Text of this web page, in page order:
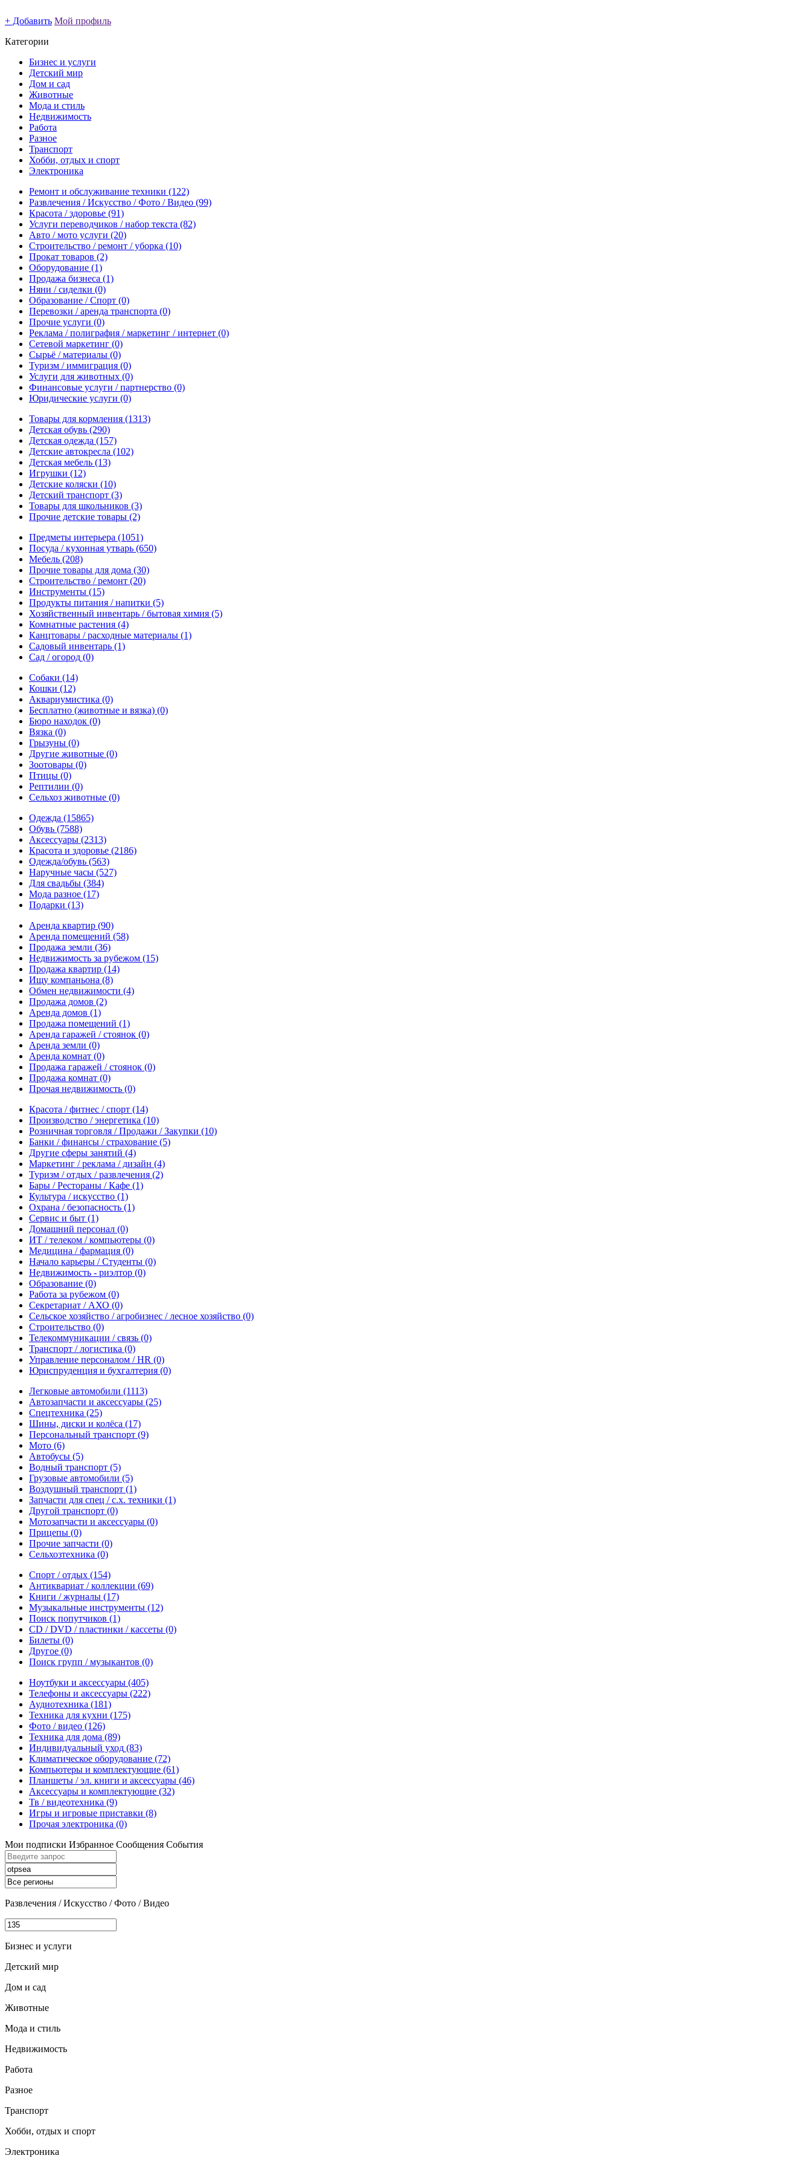
+ Добавить Мой профиль
Категории
Бизнес и услуги
Детский мир
Дом и сад
Животные
Мода и стиль
Недвижимость
Работа
Разное
Транспорт
Хобби, отдых и спорт
Электроника
Ремонт и обслуживание техники (122)
Развлечения / Искусство / Фото / Видео (99)
Красота / здоровье (91)
Услуги переводчиков / набор текста (82)
Авто / мото услуги (20)
Строительство / ремонт / уборка (10)
Прокат товаров (2)
Оборудование (1)
Продажа бизнеса (1)
Няни / сиделки (0)
Образование / Спорт (0)
Перевозки / аренда транспорта (0)
Прочие услуги (0)
Реклама / полиграфия / маркетинг / интернет (0)
Сетевой маркетинг (0)
Сырьё / материалы (0)
Туризм / иммиграция (0)
Услуги для животных (0)
Финансовые услуги / партнерство (0)
Юридические услуги (0)
Товары для кормления (1313)
Детская обувь (290)
Детская одежда (157)
Детские автокресла (102)
Детская мебель (13)
Игрушки (12)
Детские коляски (10)
Детский транспорт (3)
Товары для школьников (3)
Прочие детские товары (2)
Предметы интерьера (1051)
Посуда / кухонная утварь (650)
Мебель (208)
Прочие товары для дома (30)
Строительство / ремонт (20)
Инструменты (15)
Продукты питания / напитки (5)
Хозяйственный инвентарь / бытовая химия (5)
Комнатные растения (4)
Канцтовары / расходные материалы (1)
Садовый инвентарь (1)
Сад / огород (0)
Собаки (14)
Кошки (12)
Аквариумистика (0)
Бесплатно (животные и вязка) (0)
Бюро находок (0)
Вязка (0)
Грызуны (0)
Другие животные (0)
Зоотовары (0)
Птицы (0)
Рептилии (0)
Сельхоз животные (0)
Одежда (15865)
Обувь (7588)
Аксессуары (2313)
Красота и здоровье (2186)
Одежда/обувь (563)
Наручные часы (527)
Для свадьбы (384)
Мода разное (17)
Подарки (13)
Аренда квартир (90)
Аренда помещений (58)
Продажа земли (36)
Недвижимость за рубежом (15)
Продажа квартир (14)
Ищу компаньона (8)
Обмен недвижимости (4)
Продажа домов (2)
Аренда домов (1)
Продажа помещений (1)
Аренда гаражей / стоянок (0)
Аренда земли (0)
Аренда комнат (0)
Продажа гаражей / стоянок (0)
Продажа комнат (0)
Прочая недвижимость (0)
Красота / фитнес / спорт (14)
Производство / энергетика (10)
Розничная торговля / Продажи / Закупки (10)
Банки / финансы / страхование (5)
Другие сферы занятий (4)
Маркетинг / реклама / дизайн (4)
Туризм / отдых / развлечения (2)
Бары / Рестораны / Кафе (1)
Культура / искусство (1)
Охрана / безопасность (1)
Сервис и быт (1)
Домашний персонал (0)
ИТ / телеком / компьютеры (0)
Медицина / фармация (0)
Начало карьеры / Студенты (0)
Недвижимость - риэлтор (0)
Образование (0)
Работа за рубежом (0)
Секретариат / АХО (0)
Сельское хозяйство / агробизнес / лесное хозяйство (0)
Строительство (0)
Телекоммуникации / связь (0)
Транспорт / логистика (0)
Управление персоналом / HR (0)
Юриспруденция и бухгалтерия (0)
Легковые автомобили (1113)
Автозапчасти и аксессуары (25)
Спецтехника (25)
Шины, диски и колёса (17)
Персональный транспорт (9)
Мото (6)
Автобусы (5)
Водный транспорт (5)
Грузовые автомобили (5)
Воздушный транспорт (1)
Запчасти для спец / с.х. техники (1)
Другой транспорт (0)
Мотозапчасти и аксессуары (0)
Прицепы (0)
Прочие запчасти (0)
Сельхозтехника (0)
Спорт / отдых (154)
Антиквариат / коллекции (69)
Книги / журналы (17)
Музыкальные инструменты (12)
Поиск попутчиков (1)
CD / DVD / пластинки / кассеты (0)
Билеты (0)
Другое (0)
Поиск групп / музыкантов (0)
Ноутбуки и аксессуары (405)
Телефоны и аксессуары (222)
Аудиотехника (181)
Техника для кухни (175)
Фото / видео (126)
Техника для дома (89)
Индивидуальный уход (83)
Климатическое оборудование (72)
Компьютеры и комплектующие (61)
Планшеты / эл. книги и аксессуары (46)
Аксессуары и комплектующие (32)
Тв / видеотехника (9)
Игры и игровые приставки (8)
Прочая электроника (0)
Мои подписки Избранное Сообщения События
Развлечения / Искусство / Фото / Видео
Бизнес и услуги
Детский мир
Дом и сад
Животные
Мода и стиль
Недвижимость
Работа
Разное
Транспорт
Хобби, отдых и спорт
Электроника